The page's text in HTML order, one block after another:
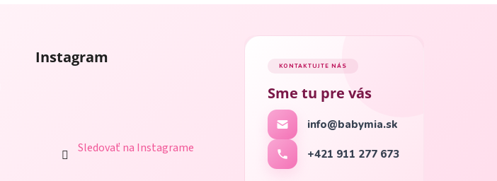
Instagram
Sledovať na Instagrame
KONTAKTUJTE NÁS
Sme tu pre vás
info@babymia.sk
+421 911 277 673